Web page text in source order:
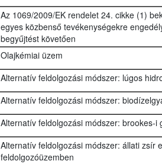
Az 1069/2009/EK rendelet 24. cikke (1)
egyes közbenső tevékenységekre
begyűjtést követően
Olajkémiai üzem
Alternatív feldolgozási módszer: lúgos
Alternatív feldolgozási módszer:
Alternatív feldolgozási módszer: brookes-i
Alternatív feldolgozási módszer: állati zsír
feldolgozóüzemben